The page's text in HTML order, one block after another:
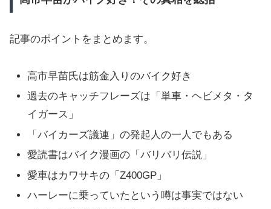
記事のポイントをまとめます。
高市早苗氏は筋金入りのバイク好き
過去のキャッチフレーズは「単車・ヘビメタ・タ
イガース」
「バイカーズ議連」の発起人の一人でもある
愛読書はバイク漫画の「バリバリ伝説」
愛車はカワサキの「Z400GP」
ハーレーに乗っていたという噂は事実ではない